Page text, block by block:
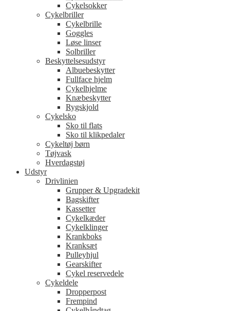
Cykelsokker
Cykelbriller
Cykelbrille
Goggles
Løse linser
Solbriller
Beskyttelsesudstyr
Albuebeskytter
Fullface hjelm
Cykelhjelme
Knæbeskytter
Rygskjold
Cykelsko
Sko til flats
Sko til klikpedaler
Cykeltøj børn
Tøjvask
Hverdagstøj
Udstyr
Drivlinien
Grupper & Upgradekit
Bagskifter
Kassetter
Cykelkæder
Cykelklinger
Krankboks
Kranksæt
Pulleyhjul
Gearskifter
Cykel reservedele
Cykeldele
Dropperpost
Frempind